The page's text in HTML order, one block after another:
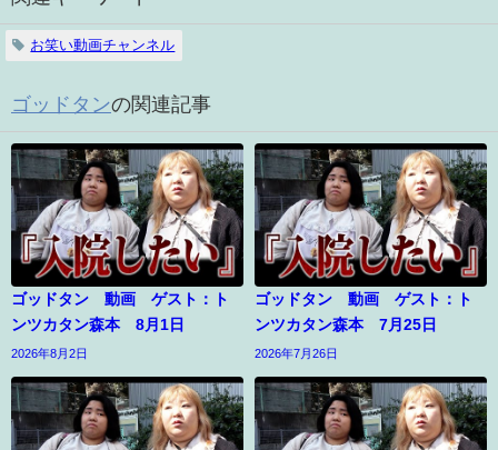
お笑い動画チャンネル
ゴッドタンの関連記事
ゴッドタン 動画 ゲスト：ト
ンツカタン森本 8月1日
2026年8月2日
ゴッドタン 動画 ゲスト：ト
ンツカタン森本 7月25日
2026年7月26日